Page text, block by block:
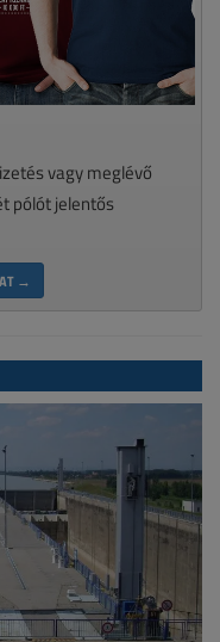
vagy meglévő
pólót jelentős
→